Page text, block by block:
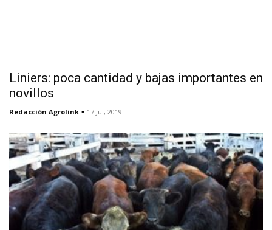
Liniers: poca cantidad y bajas importantes en
novillos
Redacción Agrolink - 17 Jul, 2019